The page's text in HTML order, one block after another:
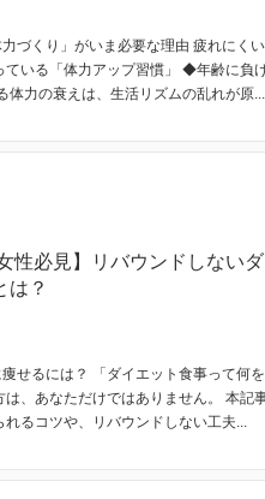
づくり」がいま必要な理由 疲れにく
ている「体力アップ習慣」 ◆年齢に負
体力の衰えは、生活リズムの乱れが原...
性必見】リバウンドしない
は？
せるには？ 「ダイエット食事って何
、あなただけではありません。 本記
るコツや、リバウンドしない工夫...